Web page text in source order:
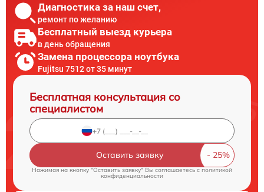
Диагностика за наш счет,
ремонт по желанию
Бесплатный выезд курьера
в день обращения
Замена процессора ноутбука
Fujitsu 7512 от 35 минут
Бесплатная консультация со
специалистом
Оставить заявку
Нажимая на кнопку "Оставить заявку" Вы соглашаетесь cполитикой
конфиденциальности